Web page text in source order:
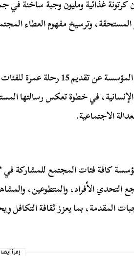
كرتونة غذائية ومليون وجبة ساخنة
وترسيخ مفهوم العطاء
كما تعلن المؤسسة عن
في خطوة تعكس رسالتها
الاجتماعية.
كافة فئات المجتمع للمشاركة
الأفراد، والمتطوعين،
المقدمة، بما يعزز ثقافة التكافل
إقرأ أيضا